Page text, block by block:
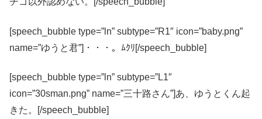
[speech_bubble type=”ln” subtype=”R1″ icon=”baby.png”
name=”ゆうと君”]・・・。ﾑｸﾘ[/speech_bubble]
[speech_bubble type=”ln” subtype=”L1″
icon=”30sman.png” name=”三十路さん”]あ、ゆうとくん起
きた。[/speech_bubble]